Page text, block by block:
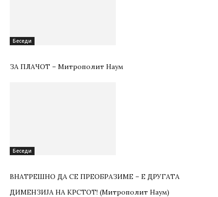
Беседи
ЗА ПЛАЧОТ – Митрополит Наум
Беседи
ВНАТРЕШНО ДА СЕ ПРЕОБРАЗИМЕ – Е ДРУГАТА
ДИМЕНЗИЈА НА КРСТОТ! (Митрополит Наум)